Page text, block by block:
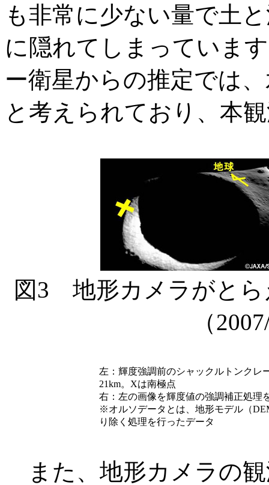
も非常に少ない量で土
に隠れてしまっていま
ー衛星からの推定では
と考えられており、本
図3 地形カメラがとら
（
左：輝度強調前のシャックルトンクレ
21km。Xは南極点
右：左の画像を輝度値の強調補正処理
※オルソデータとは、地形モデル（
り除く処理を行ったデータ
また、地形カメラの